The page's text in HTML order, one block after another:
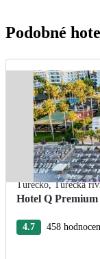
Podobné
Turecko,Turecká
Hotel Q Premium
4.7 458